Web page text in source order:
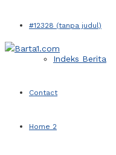
#12328 (tanpa judul)
Indeks Berita
Contact
Home 2